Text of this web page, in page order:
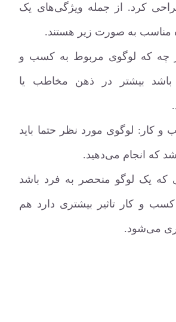
کرد. از جمله ویژگی‌های یک
مناسب به صورت زیر هستند.
چه که لوگوی مربوط به کسب و
بیشتر در ذهن مخاطب یا
کار: لوگوی مورد نظر حتما باید
که انجام می‌دهید.
که یک لوگو منحصر به فرد باشد
و کار تاثیر بیشتری دارد هم
می‌شود.